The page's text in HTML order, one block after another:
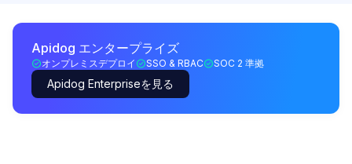
Apidog エンタープライズ
オンプレミスデプロイ SSO & RBAC SOC 2 準拠
Apidog Enterpriseを見る